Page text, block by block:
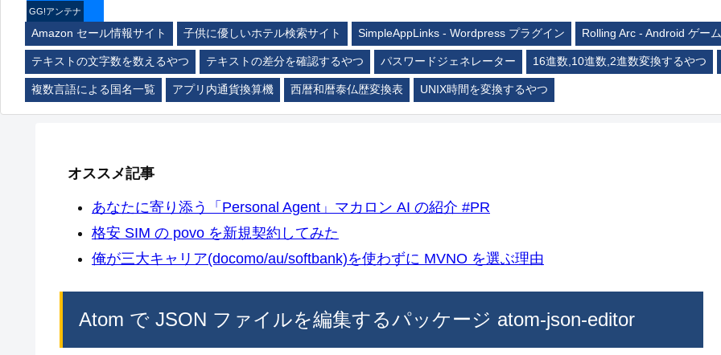
GG!アンテナ
Amazon セール情報サイト 子供に優しいホテル検索サイト SimpleAppLinks - Wordpress プラグイン Rolling Arc - Android ゲーム
テキストの文字数を数えるやつ テキストの差分を確認するやつ パスワードジェネレーター 16進数,10進数,2進数変換するやつ
複数言語による国名一覧 アプリ内通貨換算機 西暦和暦泰仏歴変換表 UNIX時間を変換するやつ
オススメ記事
あなたに寄り添う「Personal Agent」マカロン AI の紹介 #PR
格安 SIM の povo を新規契約してみた
俺が三大キャリア(docomo/au/softbank)を使わずに MVNO を選ぶ理由
Atom で JSON ファイルを編集するパッケージ atom-json-editor